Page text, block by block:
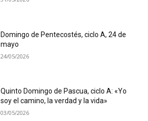
Domingo de Pentecostés, ciclo A, 24 de
mayo
24/05/2026
Quinto Domingo de Pascua, ciclo A: «Yo
soy el camino, la verdad y la vida»
03/05/2026